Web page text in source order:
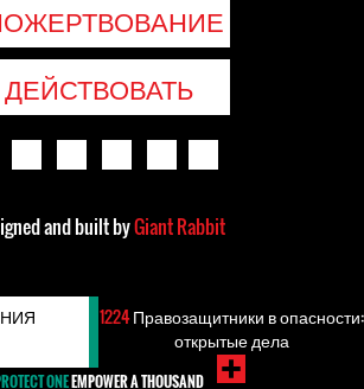
ДЕЙСТВОВАТЬ
and built byGiant Rabbit
1224Правозащитники в опасности:
открытые дела
ONEEMPOWER A THOUSAND